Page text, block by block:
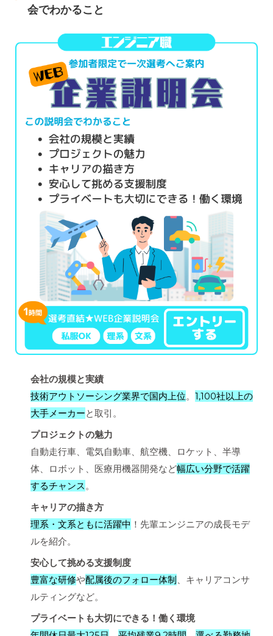
会でわかること
会社の規模と実績
技術アウトソーシング業界で国内上位。 1,100社以上の
大手メーカーと取引。
プロジェクトの魅力
自動走行車、電気自動車、航空機、ロケット、半導
体、ロボット、医療用機器開発など幅広い分野で活躍
するチャンス 。
キャリアの描き方
理系・文系ともに活躍中 ！先輩エンジニアの成長モデ
ルを紹介。
安心して挑める支援制度
豊富な研修や配属後のフォロー体制 、キャリアコンサ
ルティングなど。
プライベートも大切にできる！働く環境